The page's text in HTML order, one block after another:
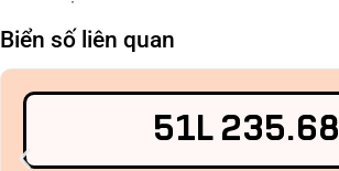
Biển số liên quan
51L 235.68